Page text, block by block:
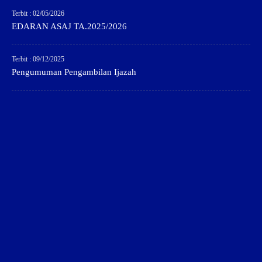
Terbit : 02/05/2026
EDARAN ASAJ TA.2025/2026
Terbit : 09/12/2025
Pengumuman Pengambilan Ijazah